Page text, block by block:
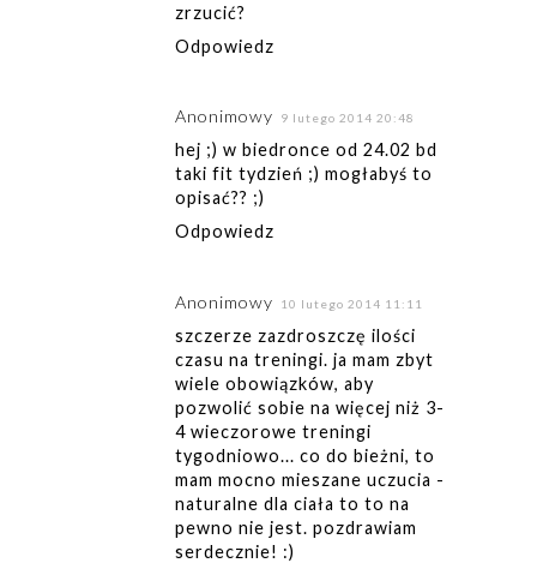
zrzucić?
Odpowiedz
Anonimowy 9 lutego 2014 20:48
hej ;) w biedronce od 24.02 bd
taki fit tydzień ;) mogłabyś to
opisać?? ;)
Odpowiedz
Anonimowy 10 lutego 2014 11:11
szczerze zazdroszczę ilości
czasu na treningi. ja mam zbyt
wiele obowiązków, aby
pozwolić sobie na więcej niż 3-
4 wieczorowe treningi
tygodniowo... co do bieżni, to
mam mocno mieszane uczucia -
naturalne dla ciała to to na
pewno nie jest. pozdrawiam
serdecznie! :)